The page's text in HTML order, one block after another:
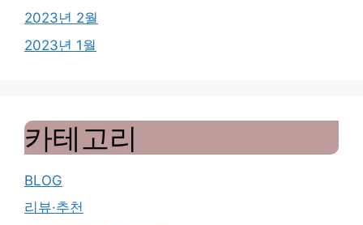
2023년 2월
2023년 1월
카테고리
BLOG
리뷰·추천